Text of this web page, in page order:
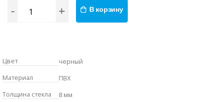
- + В корзину
Цвет
черный
Материал
ПВХ
Толщина стекла
8 мм